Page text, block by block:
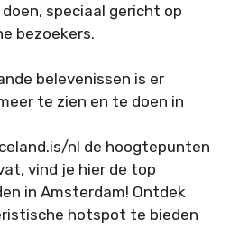
speciaal gericht op
bezoekers.
belevenissen is er
te zien en te doen in
nl de hoogtepunten
vind je hier de top
in Amsterdam! Ontdek
hotspot te bieden